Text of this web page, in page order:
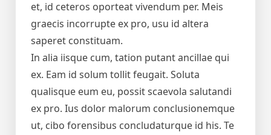
et, id ceteros oporteat vivendum per. Meis
graecis incorrupte ex pro, usu id altera
saperet constituam.
In alia iisque cum, tation putant ancillae qui
ex. Eam id solum tollit feugait. Soluta
qualisque eum eu, possit scaevola salutandi
ex pro. Ius dolor malorum conclusionemque
ut, cibo forensibus concludaturque id his. Te